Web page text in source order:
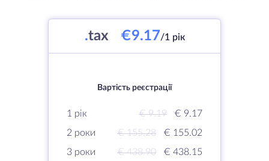
.tax €9.17/1 рік
Вартість реєстрації
1 рік € 9.19
€ 9.17
2 роки
€ 155.28
€ 155.02
3 роки
€ 438.90
€ 438.15